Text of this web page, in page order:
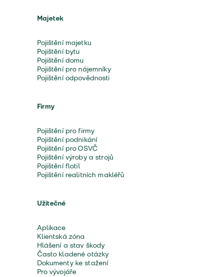
Majetek
Pojištění majetku
Pojištění bytu
Pojištění domu
Pojištění pro nájemníky
Pojištění odpovědnosti
Firmy
Pojištění pro firmy
Pojištění podnikání
Pojištění pro OSVČ
Pojištění výroby a strojů
Pojištění flotil
Pojištění realitních makléřů
Užitečné
Aplikace
Klientská zóna
Hlášení a stav škody
Často kladené otázky
Dokumenty ke stažení
Pro vývojáře